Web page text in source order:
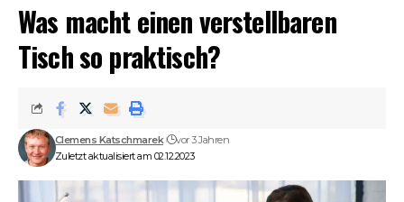
Was macht einen verstellbaren
Tisch so praktisch?
Zuletzt aktualisiert am 02.12.2023
Clemens Katschmarek vor 3 Jahren